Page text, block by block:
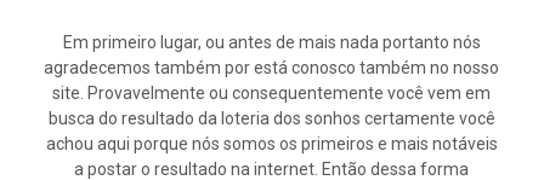
Em primeiro lugar, ou antes de mais nada portanto nós
agradecemos também por está conosco também no nosso
site. Provavelmente ou consequentemente você vem em
busca do resultado da loteria dos sonhos certamente você
achou aqui porque nós somos os primeiros e mais notáveis
a postar o resultado na internet. Então dessa forma